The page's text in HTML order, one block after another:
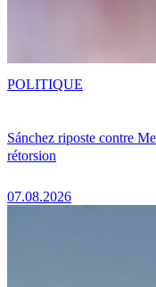
Sánchez riposte contre
rétorsion
07.08.2026
POLITIQUE